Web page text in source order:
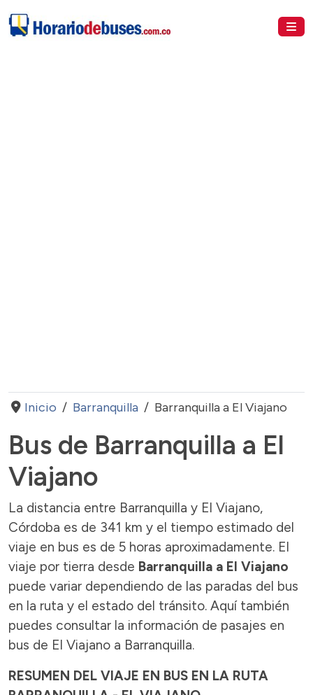
Inicio Barranquilla Barranquilla a El Viajano
Bus de Barranquilla a El
Viajano
La distancia entre Barranquilla y El Viajano,
Córdoba es de 341 km y el tiempo estimado del
viaje en bus es de 5 horas aproximadamente. El
viaje por tierra desde Barranquilla a El Viajano
puede variar dependiendo de las paradas del bus
en la ruta y el estado del tránsito. Aquí también
puedes consultar la información de pasajes en
bus de El Viajano a Barranquilla.
RESUMEN DEL VIAJE EN BUS EN LA RUTA